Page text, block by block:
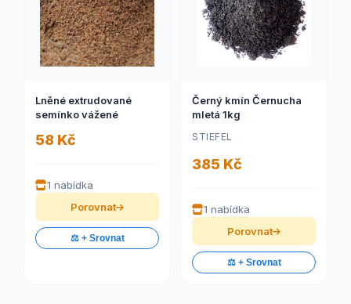
Lněné extrudované
semínko vážené
58 Kč
1 nabídka
Porovnat
⚖️ + Srovnat
Černý kmín Černucha
mletá 1kg
STIEFEL
385 Kč
1 nabídka
Porovnat
⚖️ + Srovnat